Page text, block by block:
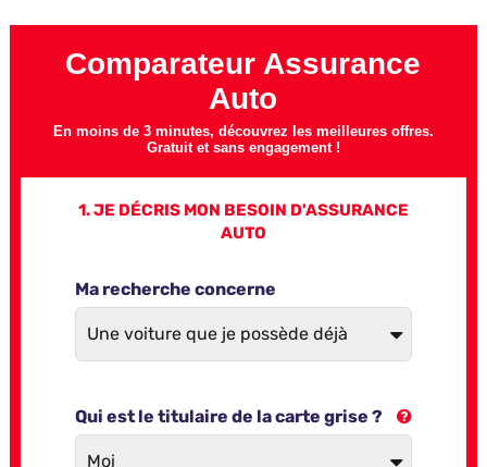
Comparateur Assurance
Auto
En moins de 3 minutes, découvrez les meilleures offres.
Gratuit et sans engagement !